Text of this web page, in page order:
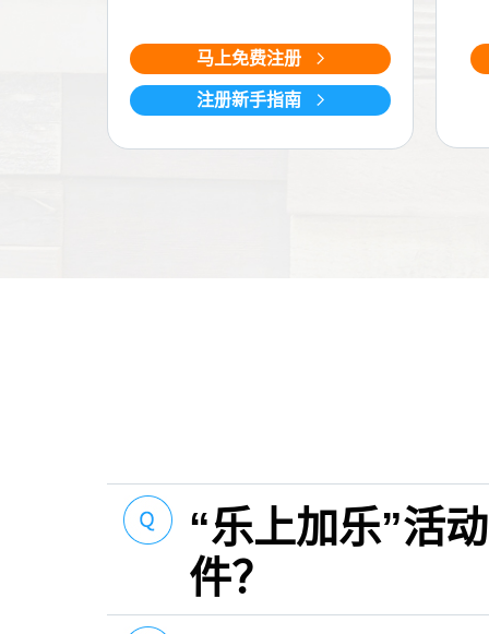
马上免费注册
注册新手指南
“乐上加乐”活
件？